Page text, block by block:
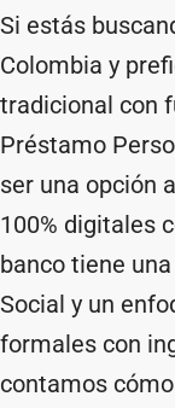
Si estás
Colombia y
tradicional con
Préstamo
ser una opción
100% digitales
banco tiene
Social y un
formales con
contamos